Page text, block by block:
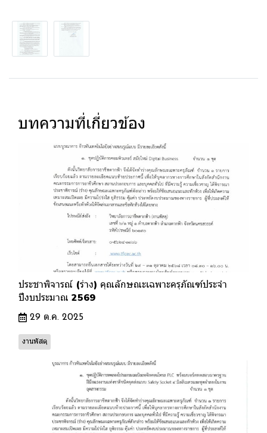
บทความที่เกี่ยวข้อง
ประชาพิจารณ์ (ร่าง) คุณลักษณะเฉพาะครุภัณฑ์ประจำ
ปีงบประมาณ 2569
29 ต.ค. 2025
งานพัสดุ